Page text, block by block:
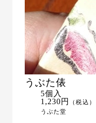
うぶた俵
5個入
1,230円
（税込）
うぶた堂